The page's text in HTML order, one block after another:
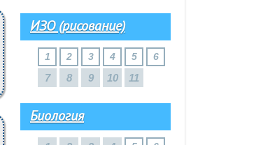
ИЗО (рисование)
1 2 3 4 5 6
7 8 9 10 11
Биология